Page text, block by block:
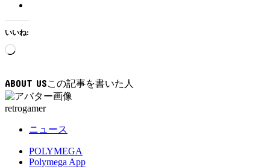
いいね:
読
み
中…
ABOUT US
retrogamer
ニュース
POLYMEGA
Polymega App